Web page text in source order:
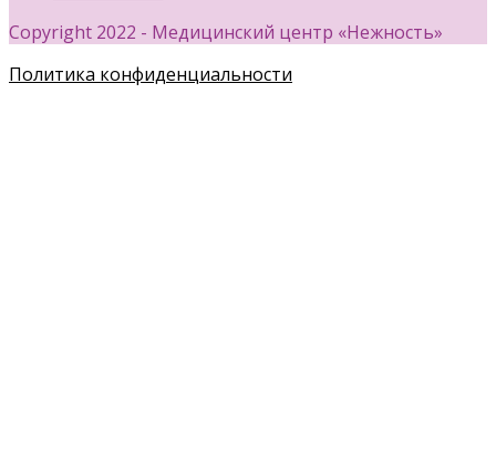
Copyright 2022 - Медицинский центр «Нежность»
Политика конфиденциальности